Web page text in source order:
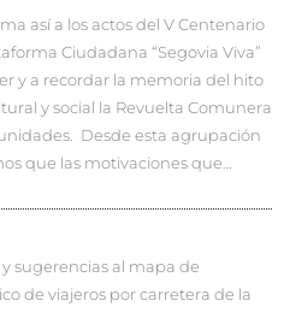
así a los actos del V Centenario
Ciudadana “Segovia Viva”
y a recordar la memoria del hito
y social la Revuelta Comunera
Desde esta agrupación
que las motivaciones que…